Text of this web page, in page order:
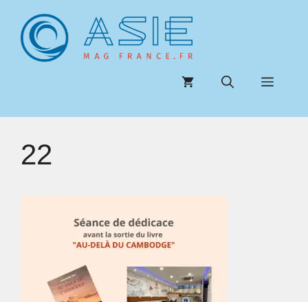
contenu
Menu
22